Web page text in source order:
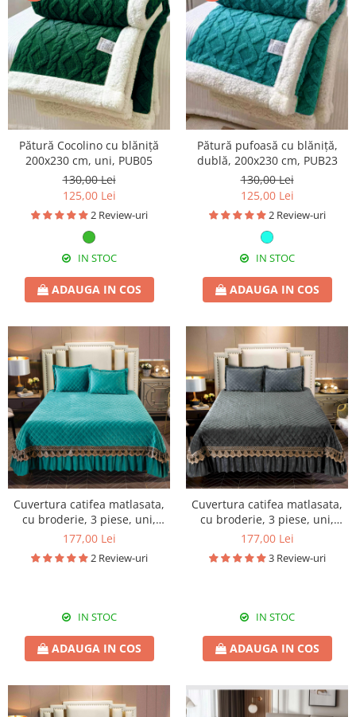
Pătură Cocolino cu blăniță
200x230 cm, uni, PUB05
130,00 Lei
125,00 Lei
2 Review-uri
IN STOC
ADAUGA IN COS
Pătură pufoasă cu blăniță,
dublă, 200x230 cm, PUB23
130,00 Lei
125,00 Lei
2 Review-uri
IN STOC
ADAUGA IN COS
Cuvertura catifea matlasata,
cu broderie, 3 piese, uni,
220X240 cm CC70
177,00 Lei
2 Review-uri
IN STOC
ADAUGA IN COS
Cuvertura catifea matlasata,
cu broderie, 3 piese, uni,
220X240 cm CC73
177,00 Lei
3 Review-uri
IN STOC
ADAUGA IN COS